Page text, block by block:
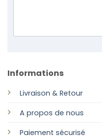
Informations
Livraison & Retour
A propos de nous
Paiement sécurisé